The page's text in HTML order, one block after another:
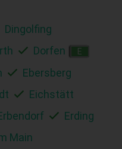
Dingolfing
Dorfen E
Ebersberg
Eichstätt
Erding
Main